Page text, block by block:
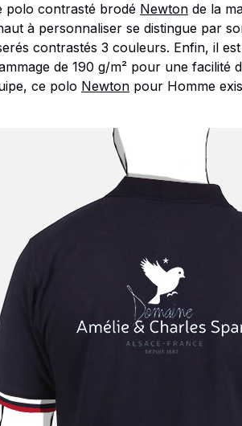
polo contrasté brodé Newtonde la
à personnaliser se distingue par
contrastés 3 couleurs. Enfin, il
de 190 g/m² pour une
ce polo Newtonpour Homme